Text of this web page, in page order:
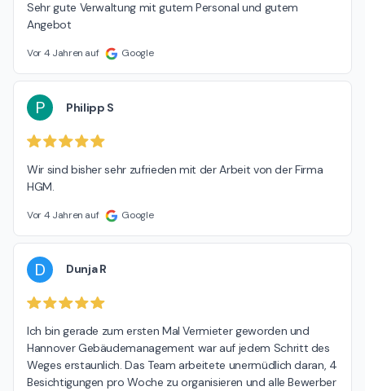
Sehr gute Verwaltung mit gutem Personal und gutem
Angebot
Vor 4 Jahren auf Google
P Philipp S
Wir sind bisher sehr zufrieden mit der Arbeit von der Firma
HGM.
Vor 4 Jahren auf Google
D Dunja R
Ich bin gerade zum ersten Mal Vermieter geworden und
Hannover Gebäudemanagement war auf jedem Schritt des
Weges erstaunlich. Das Team arbeitete unermüdlich daran, 4
Besichtigungen pro Woche zu organisieren und alle Bewerber